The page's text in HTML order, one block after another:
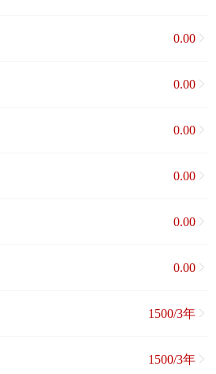
0.00
0.00
0.00
0.00
0.00
0.00
1500/3年
1500/3年